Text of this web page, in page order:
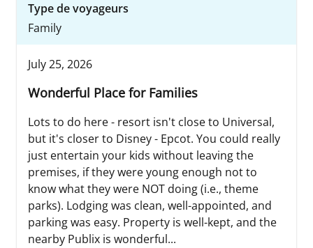
Type de voyageurs
Family
July 25, 2026
Wonderful Place for Families
Lots to do here - resort isn't close to Universal,
but it's closer to Disney - Epcot. You could really
just entertain your kids without leaving the
premises, if they were young enough not to
know what they were NOT doing (i.e., theme
parks). Lodging was clean, well-appointed, and
parking was easy. Property is well-kept, and the
nearby Publix is wonderful...